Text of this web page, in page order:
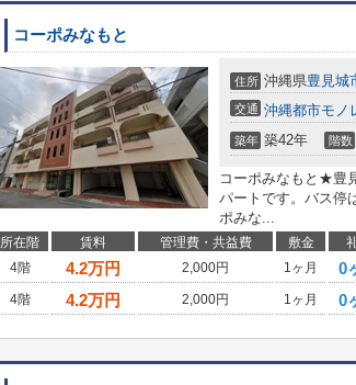
コーポみなもと
住所 沖縄県豊見城
交通 沖縄都市モノ
築年 築42年 階数
コーポみなもと★豊
パートです。バス停
ポみな...
所在階 賃料 管理費・共益費 敷金
4階
4.2万円 2,000円 1ヶ月 0
4階
4.2万円 2,000円 1ヶ月 0